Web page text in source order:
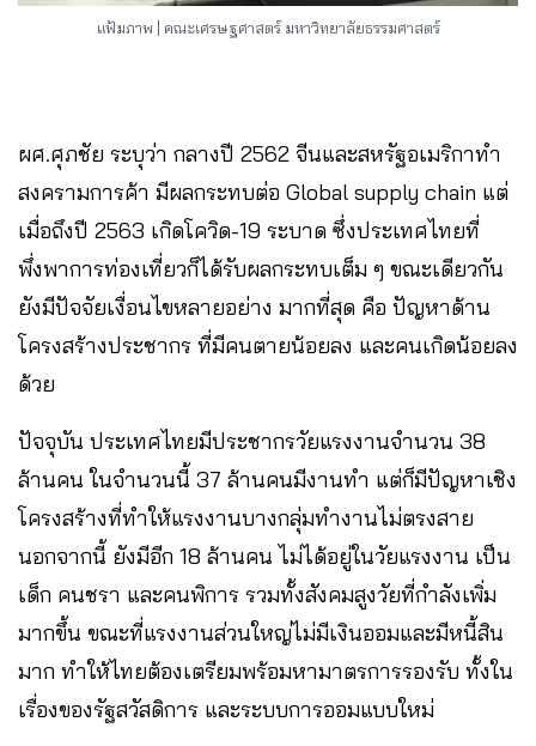
แฟ้มภาพ | คณะเศรษฐศาสตร์ มหาวิทยาลัยธรรมศาสตร์
ผศ.ศุภชัย ระบุว่า กลางปี 2562 จีนและสหรัฐอเมริกาทำ
สงครามการค้า มีผลกระทบต่อ Global supply chain แต่
เมื่อถึงปี 2563 เกิดโควิด-19 ระบาด ซึ่งประเทศไทยที่
พึ่งพาการท่องเที่ยวก็ได้รับผลกระทบเต็ม​ ๆ ขณะเดียวกัน
ยังมีปัจจัยเงื่อนไขหลายอย่าง มากที่สุด คือ ปัญหาด้าน
โครงสร้างประชากร​ ที่มีคนตายน้อยลง และคนเกิดน้อยลง
ด้วย
ปัจจุบัน ประเทศ​ไทยมีประชากรวัยแรงงานจำนวน 38
ล้านคน​ ในจำนวนนี้ 37 ล้านคนมีงานทำ แต่ก็มีปัญหาเชิง
โครงสร้างที่ทำให้แรงงานบางกลุ่มทำงานไม่ตรงสาย
นอกจากนี้ ยังมีอีก 18 ล้านคน ไม่ได้อยู่ในวัยแรงงาน​ เป็น
เด็ก​ คนชรา​ และคนพิการ​ รวมทั้งสังคมสูงวัยที่กำลังเพิ่ม
มากขึ้น​ ขณะที่แรงงานส่วนใหญ่ไม่มีเงินออมและมีหนี้สิน​
มาก​ ทำให้ไทยต้องเตรียมพร้อมหามาตรการรองรับ​ ทั้งใน
เรื่องของรัฐสวัสดิการ​ และระบบการออมแบบใหม่